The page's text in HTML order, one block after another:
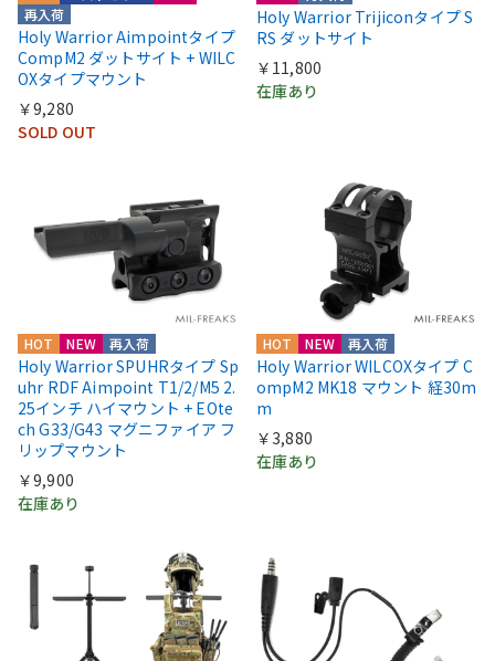
再入荷
Holy Warrior Aimpointタイプ
CompM2 ダットサイト + WILC
OXタイプマウント
￥9,280
SOLD OUT
Holy Warrior Trijiconタイプ S
RS ダットサイト
￥11,800
在庫あり
HOT NEW 再入荷
Holy Warrior SPUHRタイプ Sp
uhr RDF Aimpoint T1/2/M5 2.
25インチ ハイマウント + EOte
ch G33/G43 マグニファイア フ
リップマウント
￥9,900
在庫あり
HOT NEW 再入荷
Holy Warrior WILCOXタイプ C
ompM2 MK18 マウント 経30m
m
￥3,880
在庫あり